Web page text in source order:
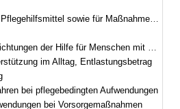
für Maßnahmen zur Verbesserung des individuellen Wohnumfelds
der Hilfe für Menschen mit Behinderung
im Alltag, Entlastungsbetrag
bei pflegebedingten Aufwendungen
bei Vorsorgemaßnahmen